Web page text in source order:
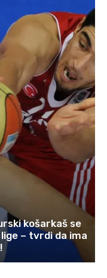
košarkaš se
– tvrdi da ima